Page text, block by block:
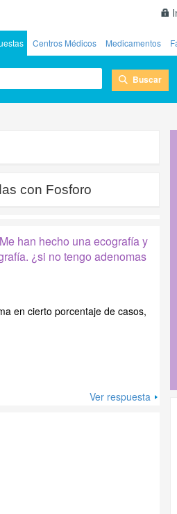
Centros Médicos Medicamentos
Buscar
con Fosforo
han hecho una ecografía y
¿si no tengo adenomas
en cierto porcentaje de casos,
Ver respuesta